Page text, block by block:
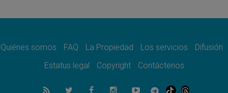
06.08.2026
06.08.2026
«Hoy nos sentimos Iglesia»
Líbano: Reanudan los coloquios en Roma en
Quiénes somos FAQ La Propiedad Los servicios
Difusión
Estatus legal
Copyright Contáctenos